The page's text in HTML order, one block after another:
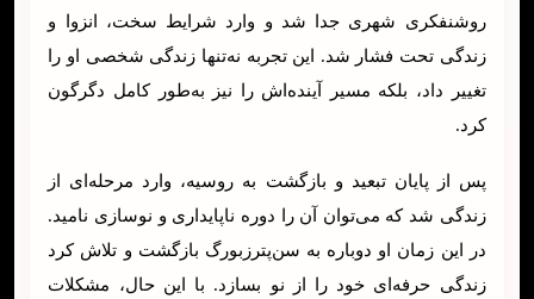
روشنفکری شهری جدا شد و وارد شرایط سخت، انزوا و
زندگی تحت فشار شد. این تجربه نه‌تنها زندگی شخصی او را
تغییر داد، بلکه مسیر آینده‌اش را نیز به‌طور کامل دگرگون
کرد.
پس از پایان تبعید و بازگشت به روسیه، وارد مرحله‌ای از
زندگی شد که می‌توان آن را دوره ناپایداری و نوسازی نامید.
در این زمان او دوباره به سن‌پترزبورگ بازگشت و تلاش کرد
زندگی حرفه‌ای خود را از نو بسازد. با این حال، مشکلات